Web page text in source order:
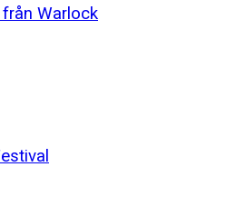
Warlock